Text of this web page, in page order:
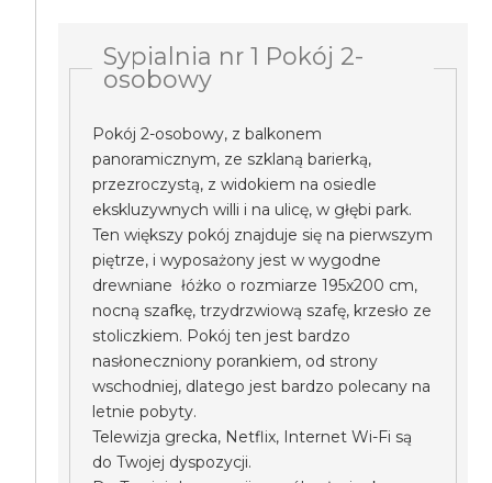
Sypialnia nr 1 Pokój 2-
osobowy
Pokój 2-osobowy, z balkonem
panoramicznym, ze szklaną barierką,
przezroczystą, z widokiem na osiedle
ekskluzywnych willi i na ulicę, w głębi park.
Ten większy pokój znajduje się na pierwszym
piętrze, i wyposażony jest w wygodne
drewniane łóżko o rozmiarze 195x200 cm,
nocną szafkę, trzydrzwiową szafę, krzesło ze
stoliczkiem. Pokój ten jest bardzo
nasłoneczniony porankiem, od strony
wschodniej, dlatego jest bardzo polecany na
letnie pobyty.
Telewizja grecka, Netflix, Internet Wi-Fi są
do Twojej dyspozycji.